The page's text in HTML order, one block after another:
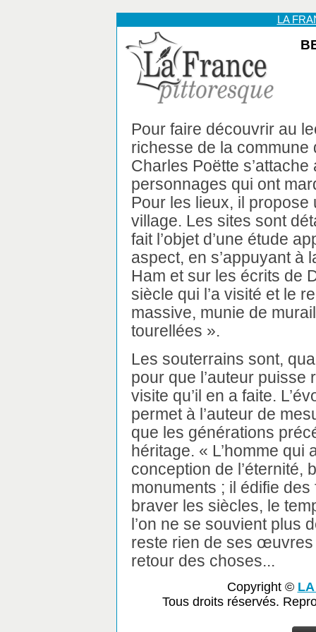
LA
Pour faire découvrir au
richesse de la commune
Charles Poëtte
personnages qui ont
Pour les lieux, il
village. Les sites sont
fait l’objet d’une étude
aspect, en s’appuyant à
Ham et sur les écrits de
siècle qui l’a visité et le
massive, munie de
tourellées ».
Les souterrains sont,
pour que l’auteur
visite qu’il en a faite.
permet à l’auteur de
que les générations
héritage. « L’homme qui
conception de l’éternité,
monuments ; il édifie
braver les siècles, le
l’on ne se souvient plus
reste rien de ses œuvres
retour des choses...
Copyright ©
Tous droits réservés.